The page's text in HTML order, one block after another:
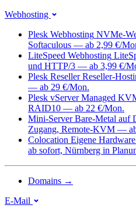
Webhosting
Plesk Webhosting NVMe-
Softaculous — ab 2,99 €/
LiteSpeed Webhosting
und HTTP/3 — ab 3,99 €/
Plesk Reseller Reseller-
— ab 29 €/Mon.
Plesk vServer Managed
RAID10 — ab 22 €/Mon.
Mini-Server Bare-Metal auf
Zugang, Remote-KVM —
Colocation Eigene
ab sofort, Nürnberg in
Domains →
E-Mail